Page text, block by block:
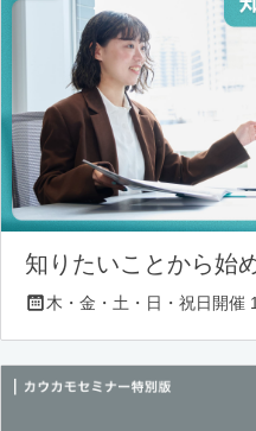
知りたいことから始